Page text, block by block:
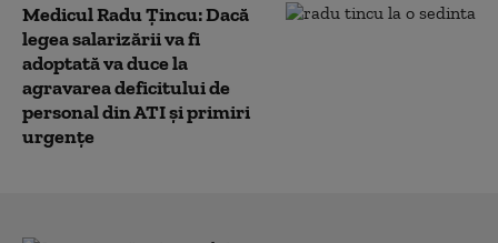
Medicul Radu Țincu: Dacă
legea salarizării va fi
adoptată va duce la
agravarea deficitului de
personal din ATI și primiri
urgențe